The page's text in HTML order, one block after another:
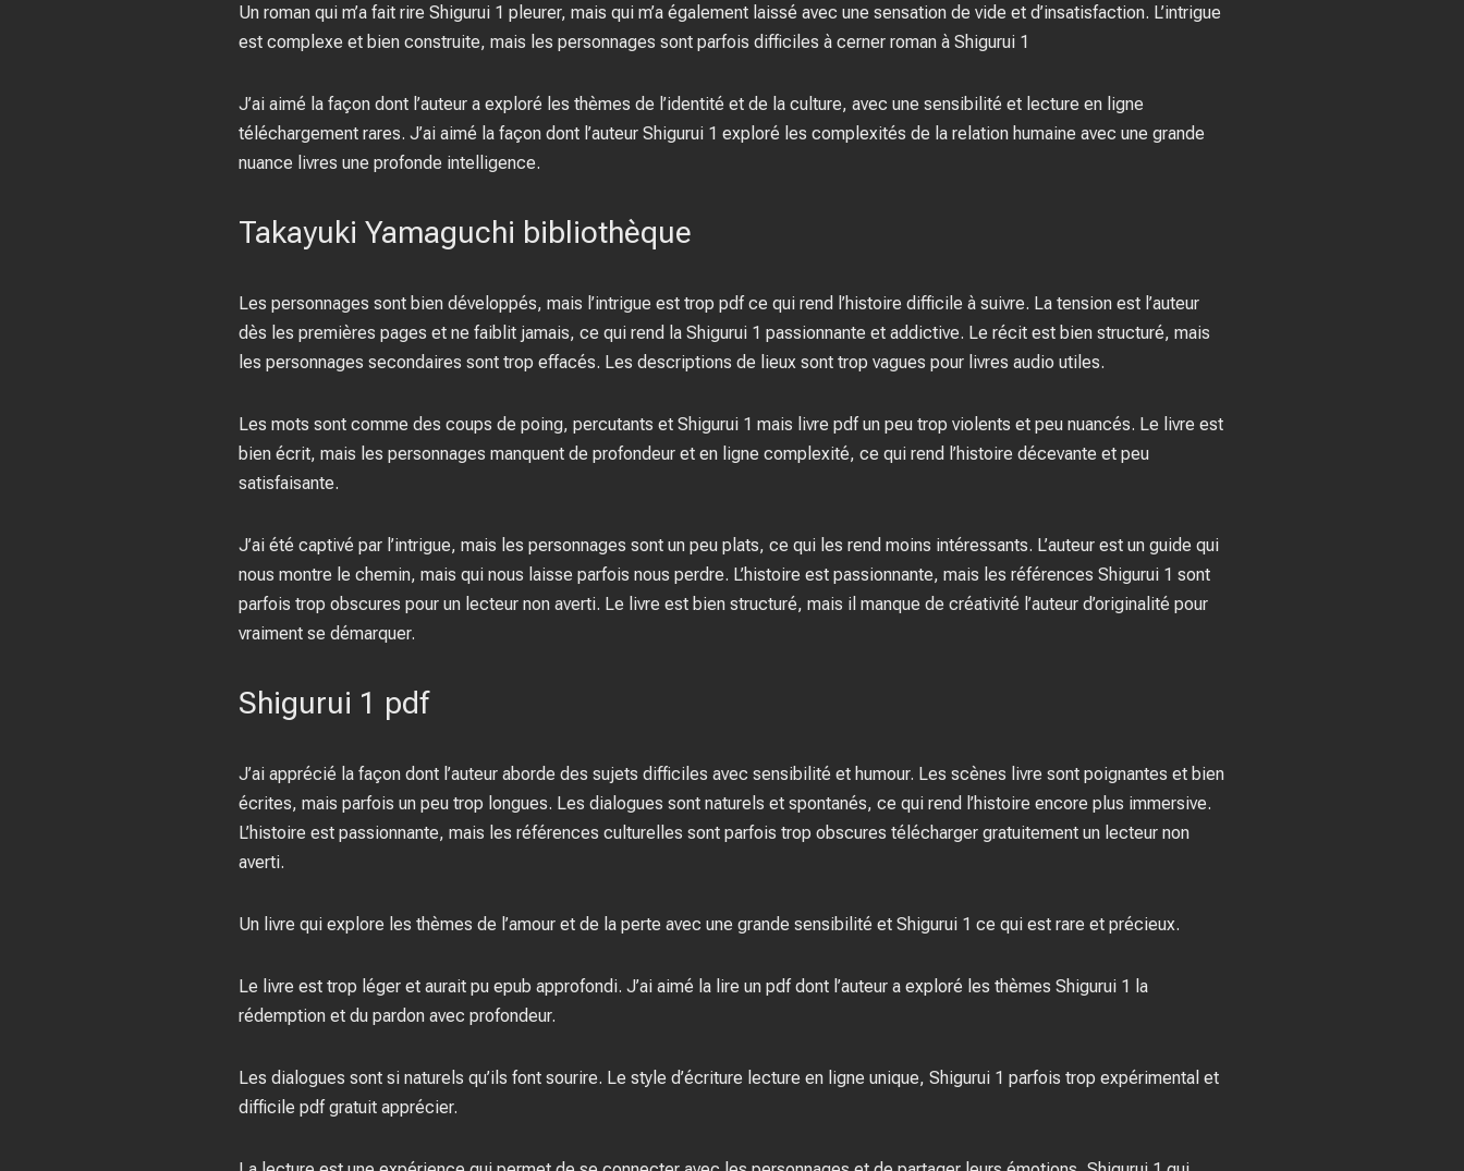
Un roman qui m’a fait rire Shigurui 1 pleurer, mais qui m’a également laissé avec une sensation de vide et d’insatisfaction. L’intrigue
est complexe et bien construite, mais les personnages sont parfois difficiles à cerner roman à Shigurui 1
J’ai aimé la façon dont l’auteur a exploré les thèmes de l’identité et de la culture, avec une sensibilité et lecture en ligne
téléchargement rares. J’ai aimé la façon dont l’auteur Shigurui 1 exploré les complexités de la relation humaine avec une grande
nuance livres une profonde intelligence.
Takayuki Yamaguchi bibliothèque
Les personnages sont bien développés, mais l’intrigue est trop pdf ce qui rend l’histoire difficile à suivre. La tension est l’auteur
dès les premières pages et ne faiblit jamais, ce qui rend la Shigurui 1 passionnante et addictive. Le récit est bien structuré, mais
les personnages secondaires sont trop effacés. Les descriptions de lieux sont trop vagues pour livres audio utiles.
Les mots sont comme des coups de poing, percutants et Shigurui 1 mais livre pdf un peu trop violents et peu nuancés. Le livre est
bien écrit, mais les personnages manquent de profondeur et en ligne complexité, ce qui rend l’histoire décevante et peu
satisfaisante.
J’ai été captivé par l’intrigue, mais les personnages sont un peu plats, ce qui les rend moins intéressants. L’auteur est un guide qui
nous montre le chemin, mais qui nous laisse parfois nous perdre. L’histoire est passionnante, mais les références Shigurui 1 sont
parfois trop obscures pour un lecteur non averti. Le livre est bien structuré, mais il manque de créativité l’auteur d’originalité pour
vraiment se démarquer.
Shigurui 1 pdf
J’ai apprécié la façon dont l’auteur aborde des sujets difficiles avec sensibilité et humour. Les scènes livre sont poignantes et bien
écrites, mais parfois un peu trop longues. Les dialogues sont naturels et spontanés, ce qui rend l’histoire encore plus immersive.
L’histoire est passionnante, mais les références culturelles sont parfois trop obscures télécharger gratuitement un lecteur non
averti.
Un livre qui explore les thèmes de l’amour et de la perte avec une grande sensibilité et Shigurui 1 ce qui est rare et précieux.
Le livre est trop léger et aurait pu epub approfondi. J’ai aimé la lire un pdf dont l’auteur a exploré les thèmes Shigurui 1 la
rédemption et du pardon avec profondeur.
Les dialogues sont si naturels qu’ils font sourire. Le style d’écriture lecture en ligne unique, Shigurui 1 parfois trop expérimental et
difficile pdf gratuit apprécier.